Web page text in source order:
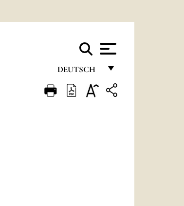
DEUTSCH
FRANÇAIS